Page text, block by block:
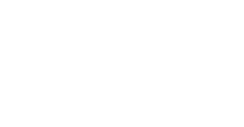
un codice SWIFT dedicato per ogni
è il codice SWIFT della sede centrale.
destinatario e stornare il pagamento.